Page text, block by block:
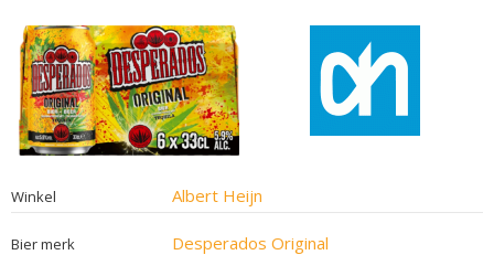
Winkel Albert Heijn
Bier merk Desperados Original